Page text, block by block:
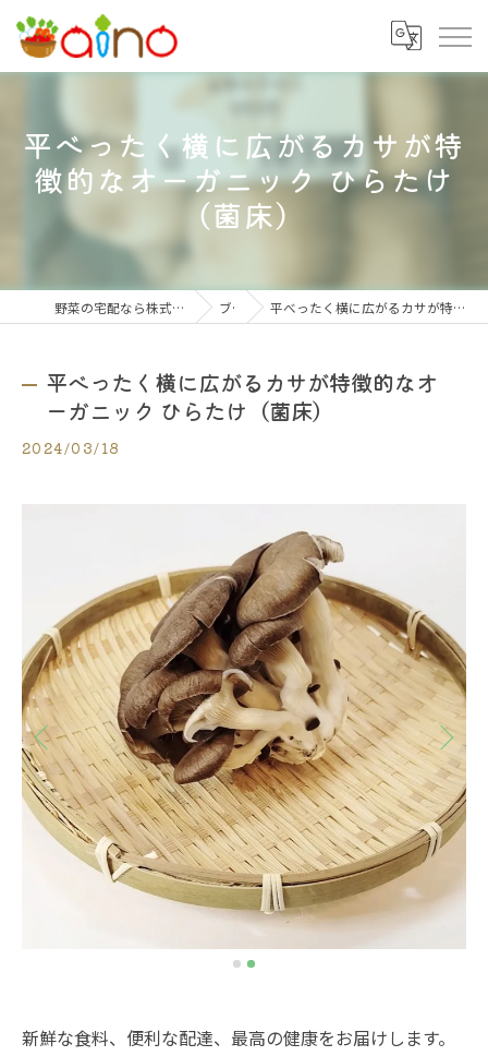
平べったく横に広がるカサが特
徴的なオーガニック ひらたけ
（菌床）
野菜の宅配なら株式会社大阪愛農食品センター ブログ 平べったく横に広がるカサが特徴的なオーガニック ひらたけ（菌床）
平べったく横に広がるカサが特徴的なオ
ーガニック ひらたけ（菌床）
2024/03/18
新鮮な食料、便利な配達、最高の健康をお届けします。